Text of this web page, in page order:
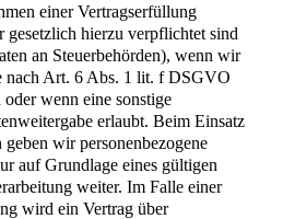
einer Vertragserfüllung
hierzu verpflichtet sind
an Steuerbehörden), wenn wir
nach Art. 6 Abs. 1 lit. f DSGVO
wenn eine sonstige
erlaubt. Beim Einsatz
wir personenbezogene
auf Grundlage eines gültigen
weiter. Im Falle einer
wird ein Vertrag über